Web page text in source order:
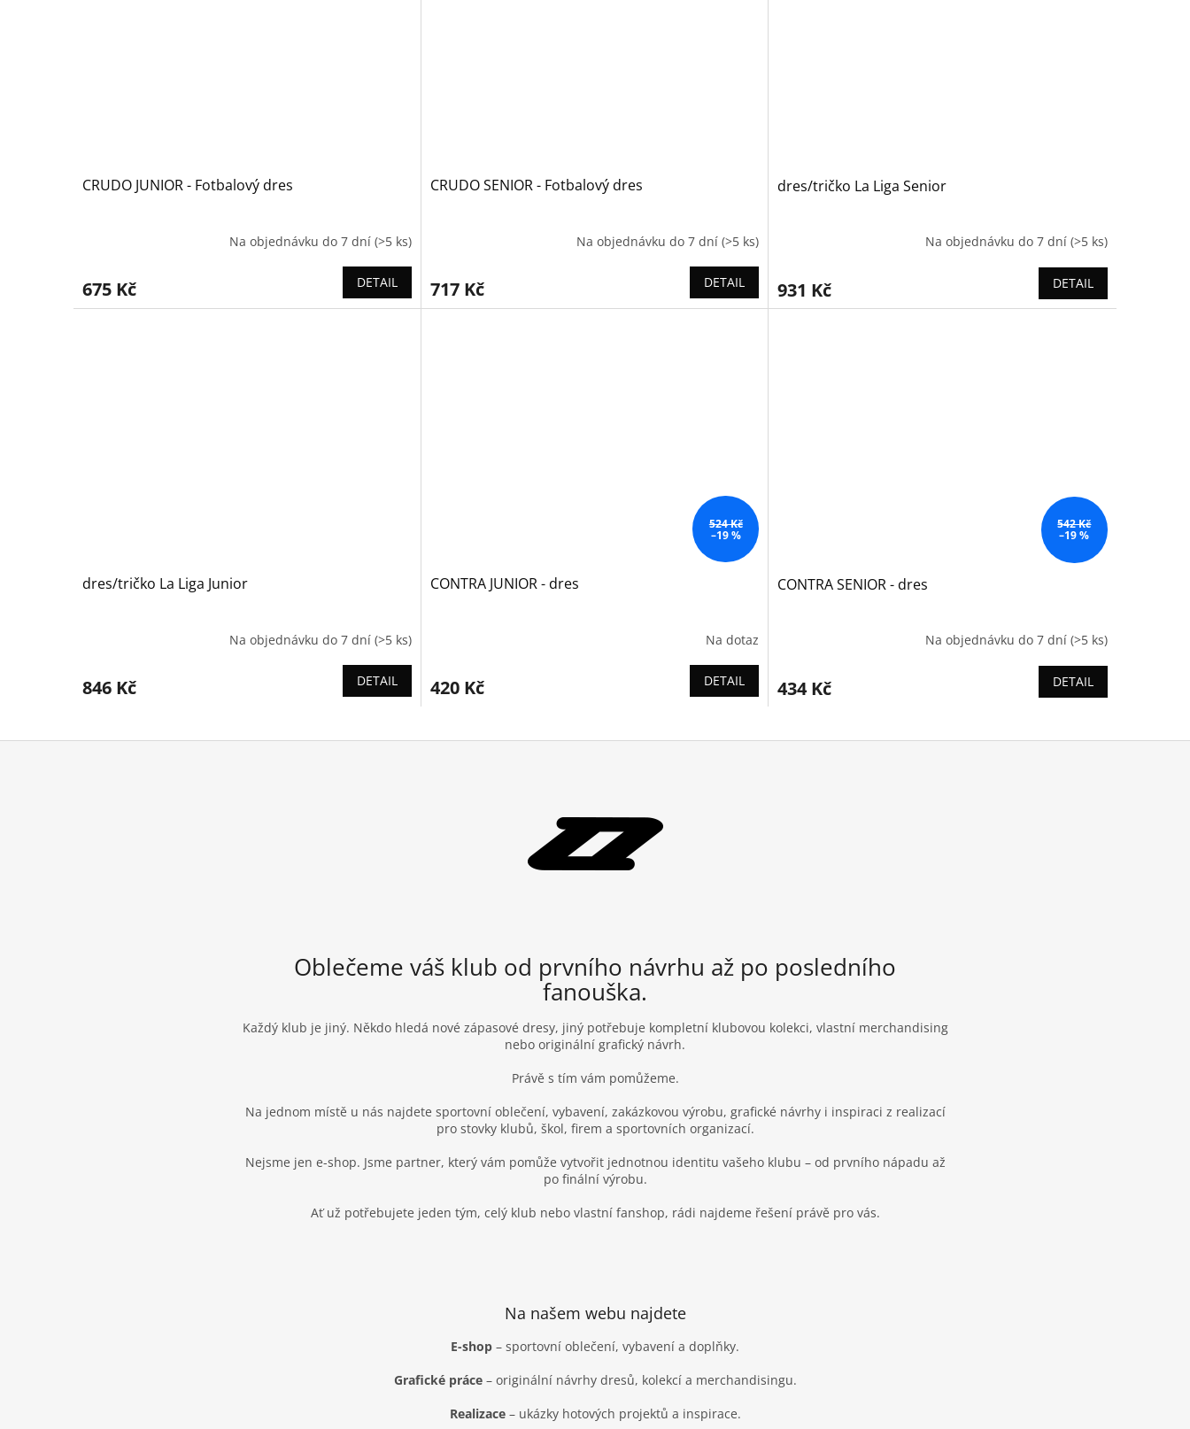
CRUDO JUNIOR - Fotbalový dres
Na objednávku do 7 dní (>5 ks)
675 Kč DETAIL
CRUDO SENIOR - Fotbalový dres
Na objednávku do 7 dní(>5 ks)
717 Kč DETAIL
dres/tričko La Liga Senior
Na objednávku do 7 dní (>5 ks)
931 Kč DETAIL
dres/tričko La Liga Junior
Na objednávku do 7 dní (>5 ks)
846 Kč DETAIL
524 Kč
–19 %
CONTRA JUNIOR - dres
Na dotaz
420 Kč DETAIL
542 Kč
–19 %
CONTRA SENIOR - dres
Na objednávku do 7 dní (>5 ks)
434 Kč DETAIL
Oblečeme váš klub od prvního návrhu až po posledního
fanouška.
Každý klub je jiný. Někdo hledá nové zápasové dresy, jiný potřebuje kompletní klubovou kolekci, vlastní merchandising
nebo originální grafický návrh.
Právě s tím vám pomůžeme.
Na jednom místě u nás najdete sportovní oblečení, vybavení, zakázkovou výrobu, grafické návrhy i inspiraci z realizací
pro stovky klubů, škol, firem a sportovních organizací.
Nejsme jen e-shop. Jsme partner, který vám pomůže vytvořit jednotnou identitu vašeho klubu – od prvního nápadu až
po finální výrobu.
Ať už potřebujete jeden tým, celý klub nebo vlastní fanshop, rádi najdeme řešení právě pro vás.
Na našem webu najdete
E-shop – sportovní oblečení, vybavení a doplňky.
Grafické práce – originální návrhy dresů, kolekcí a merchandisingu.
Realizace – ukázky hotových projektů a inspirace.